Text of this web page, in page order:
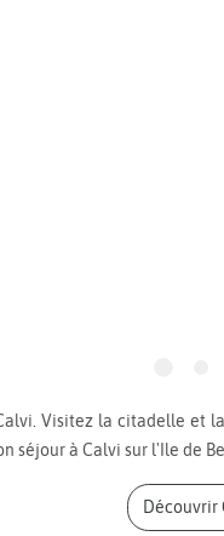
Visitez la citadelle et
séjour à Calvi sur l'Ile de